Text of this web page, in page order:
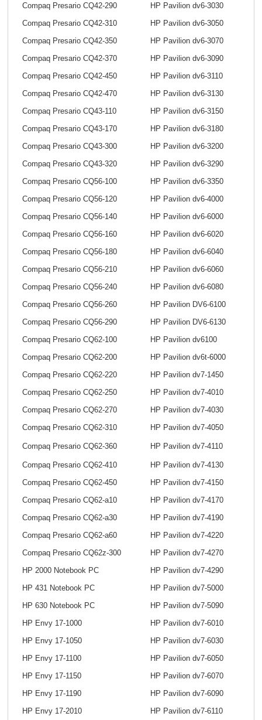
Compaq Presario CQ42-290
HP Pavilion dv6-3030
Compaq Presario CQ42-310
HP Pavilion dv6-3050
Compaq Presario CQ42-350
HP Pavilion dv6-3070
Compaq Presario CQ42-370
HP Pavilion dv6-3090
Compaq Presario CQ42-450
HP Pavilion dv6-3110
Compaq Presario CQ42-470
HP Pavilion dv6-3130
Compaq Presario CQ43-110
HP Pavilion dv6-3150
Compaq Presario CQ43-170
HP Pavilion dv6-3180
Compaq Presario CQ43-300
HP Pavilion dv6-3200
Compaq Presario CQ43-320
HP Pavilion dv6-3290
Compaq Presario CQ56-100
HP Pavilion dv6-3350
Compaq Presario CQ56-120
HP Pavilion dv6-4000
Compaq Presario CQ56-140
HP Pavilion dv6-6000
Compaq Presario CQ56-160
HP Pavilion dv6-6020
Compaq Presario CQ56-180
HP Pavilion dv6-6040
Compaq Presario CQ56-210
HP Pavilion dv6-6060
Compaq Presario CQ56-240
HP Pavilion dv6-6080
Compaq Presario CQ56-260
HP Pavilion DV6-6100
Compaq Presario CQ56-290
HP Pavilion DV6-6130
Compaq Presario CQ62-100
HP Pavilion dv6100
Compaq Presario CQ62-200
HP Pavilion dv6t-6000
Compaq Presario CQ62-220
HP Pavilion dv7-1450
Compaq Presario CQ62-250
HP Pavilion dv7-4010
Compaq Presario CQ62-270
HP Pavilion dv7-4030
Compaq Presario CQ62-310
HP Pavilion dv7-4050
Compaq Presario CQ62-360 HP Pavilion dv7-4110
Compaq Presario CQ62-410
HP Pavilion dv7-4130
Compaq Presario CQ62-450
HP Pavilion dv7-4150
Compaq Presario CQ62-a10
HP Pavilion dv7-4170
Compaq Presario CQ62-a30
HP Pavilion dv7-4190
Compaq Presario CQ62-a60
HP Pavilion dv7-4220
Compaq Presario CQ62z-300
HP Pavilion dv7-4270
HP 2000 Notebook PC
HP Pavilion dv7-4290
HP 431 Notebook PC
HP Pavilion dv7-5000
HP 630 Notebook PC
HP Pavilion dv7-5090
HP Envy 17-1000
HP Pavilion dv7-6010
HP Envy 17-1050
HP Pavilion dv7-6030
HP Envy 17-1100
HP Pavilion dv7-6050
HP Envy 17-1150
HP Pavilion dv7-6070
HP Envy 17-1190
HP Pavilion dv7-6090
HP Envy 17-2010
HP Pavilion dv7-6110